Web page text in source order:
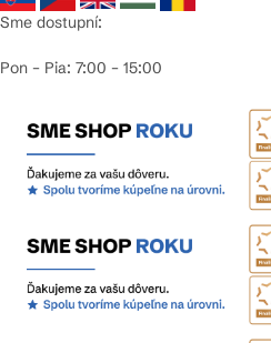
Sme dostupní:
Pon – Pia: 7:00 – 15:00